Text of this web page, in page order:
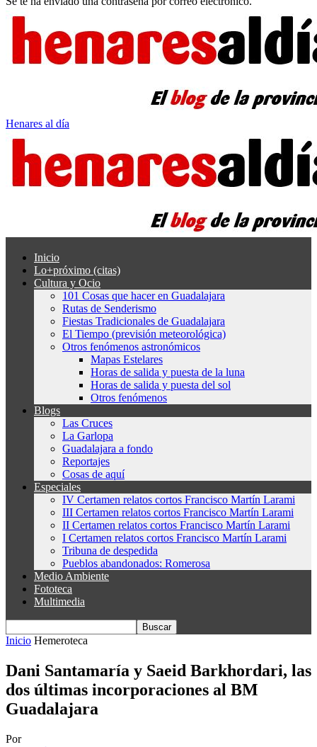
Henares al día
Inicio
Lo+próximo (citas)
Cultura y Ocio
101 Cosas que hacer en Guadalajara
Rutas de Senderismo
Fiestas Tradicionales de Guadalajara
El Tiempo (previsión meteorológica)
Otros fenómenos astronómicos
Mapas Estelares
Horas de salida y puesta de la luna
Horas de salida y puesta del sol
Otros fenómenos
Blogs
Las Cruces
La Garlopa
Guadalajara a fondo
Reportajes
Cosas de aquí
Especiales
IV Certamen relatos cortos Francisco Martín Larami
III Certamen relatos cortos Francisco Martín Larami
II Certamen relatos cortos Francisco Martín Larami
I Certamen relatos cortos Francisco Martín Larami
Tribuna de despedida
Pueblos abandonados: Romerosa
Medio Ambiente
Fototeca
Multimedia
Inicio Hemeroteca
Dani Santamaría y Saeid Barkhordari, las
dos últimas incorporaciones al BM
Guadalajara
Por